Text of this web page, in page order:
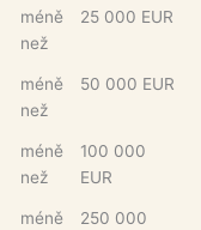
méně
než
25 000 EUR
méně
než
50 000 EUR
méně
než
100 000
EUR
méně
250 000